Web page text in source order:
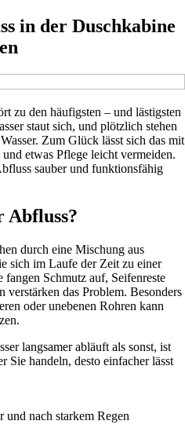
in der Duschkabine
zu den häufigsten – und lästigsten
staut sich, und plötzlich stehen
Zum Glück lässt sich das mit
etwas Pflege leicht vermeiden.
sauber und funktionsfähig
Abfluss?
durch eine Mischung aus
sich im Laufe der Zeit zu einer
Schmutz auf, Seifenreste
das Problem. Besonders
oder unebenen Rohren kann
langsamer abläuft als sonst, ist
Sie handeln, desto einfacher lässt
nach starkem Regen